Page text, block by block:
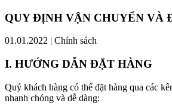
QUY ĐỊNH VẬN CHUYỂN VÀ
01.01.2022 | Chính sách
I. HƯỚNG DẪN ĐẶT HÀNG
Quý khách hàng có thể đặt hàng qua các
nhanh chóng và dễ dàng: